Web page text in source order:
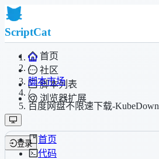
ScriptCat
首页
社区
脚本列表
浏览器扩展
登录
/
脚本市场
/
百度网盘不限速下载-KubeDown
首页
代码